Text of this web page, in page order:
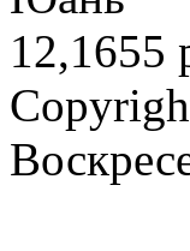
12,1655